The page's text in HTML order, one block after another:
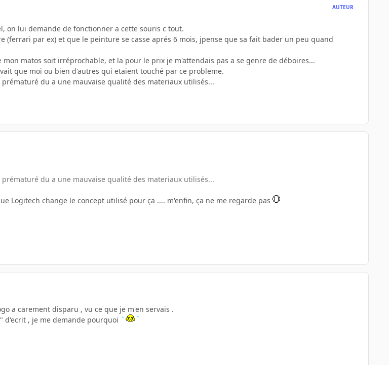
AUTEUR
on lui demande de fonctionner a cette souris c tout.
(ferrari par ex) et que le peinture se casse aprés 6 mois, jpense que sa fait bader un peu quand
matos soit irréprochable, et la pour le prix je m'attendais pas a se genre de déboires...
que moi ou bien d'autres qui etaient touché par ce probleme.
du a une mauvaise qualité des materiaux utilisés...
du a une mauvaise qualité des materiaux utilisés...
Logitech change le concept utilisé pour ça .... m'enfin, ça ne me regarde pas
a carement disparu , vu ce que je m'en servais .
d'ecrit , je me demande pourquoi